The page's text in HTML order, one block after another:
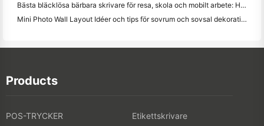
Bästa bläcklösa bärbara skrivare för resa, skola och mobilt arbete: Hanin MT620 Pro Review
Mini Photo Wall Layout Idéer och tips för sovrum och sovsal dekoration
Products
POS-TRYCKER
Etikettskrivare